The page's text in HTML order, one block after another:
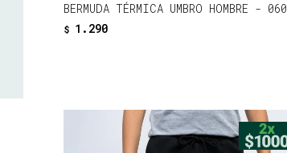
BERMUDA TÉRMICA UMBRO HOMBRE - 060
$ 1.290